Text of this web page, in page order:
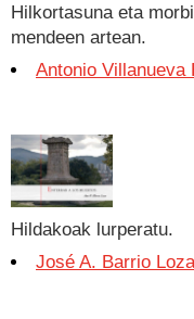
Hilkortasuna eta
mendeen artean.
Antonio Villanueva
Hildakoak lurperatu.
José A. Barrio